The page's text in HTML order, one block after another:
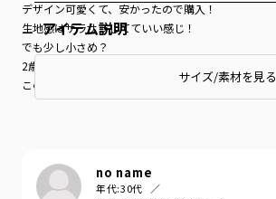
デザイン可愛くて、安かったので購入！
生地感はサラサラしてていい感じ！
でも少し小さめ？
2歳でいつも90cm着てるけど
このTシャツはわりとタイトめで袖も短め…
可愛いけどサイズ感だけ残念だった。
no name
年代:30代
アイテム説明
サイズ/素材を見る